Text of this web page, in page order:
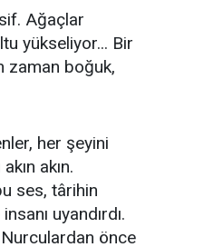
Ağaçlar
yükseliyor... Bir
zaman boğuk,
her şeyini
akın.
ses, târihin
uyandırdı.
önce